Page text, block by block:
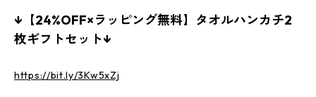
↓【24%OFF×ラッピング無料】タオルハンカチ2
枚ギフトセット↓
https://bit.ly/3Kw5xZj